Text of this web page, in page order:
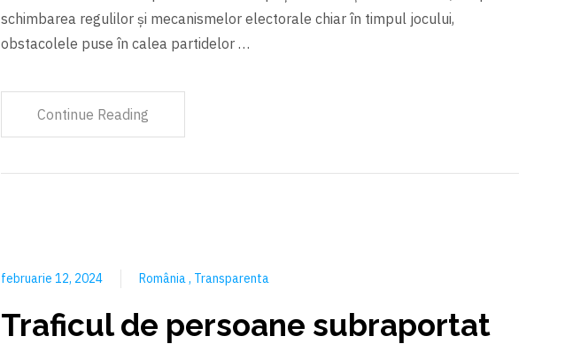
schimbarea regulilor și mecanismelor electorale chiar în timpul jocului,
obstacolele puse în calea partidelor …
Continue Reading
februarie 12, 2024 România Transparenta
Traficul de persoane subraportat